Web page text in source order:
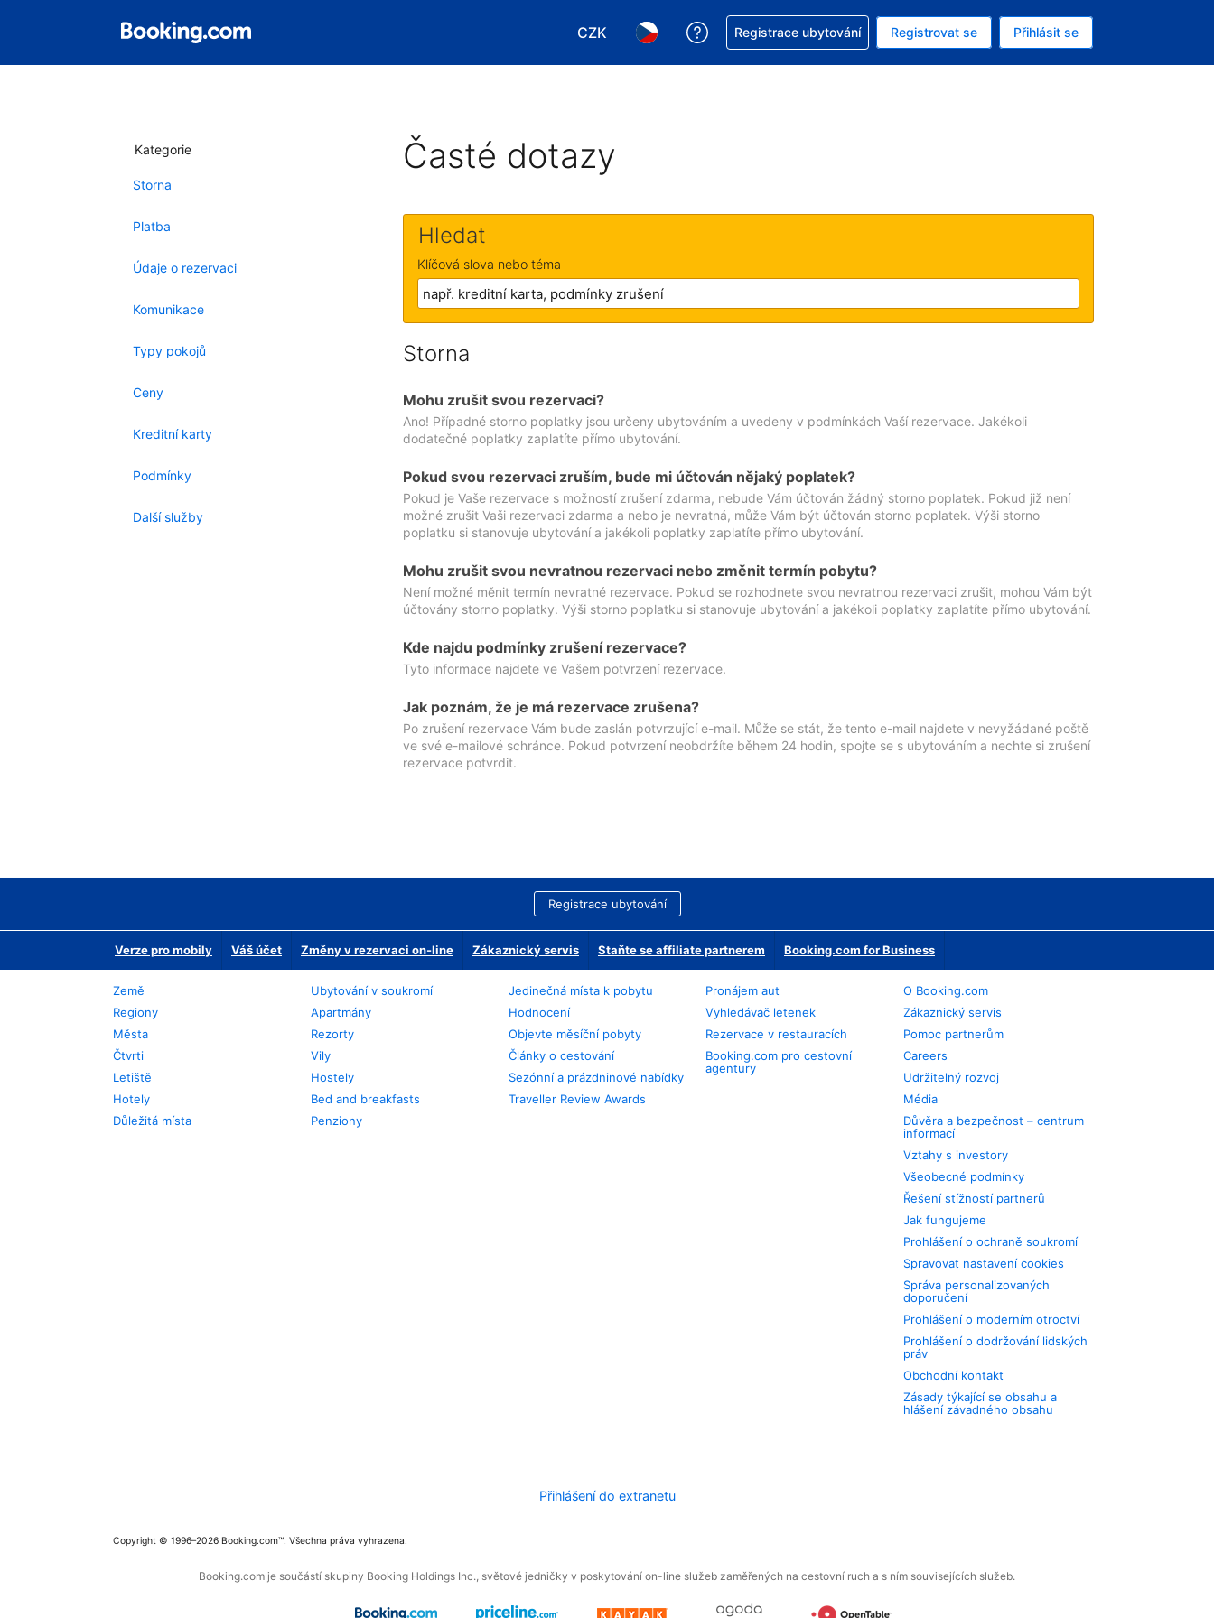
CZK
Vyberte si měnu. Aktuálně zvolená měna: Česká koruna
Vyberte si jazyk. Aktuálně zvolený jazyk: V češtině
Asistence s rezervací
Registrace ubytování Registrovat se Přihlásit se
Kategorie
Storna
Platba
Údaje o rezervaci
Komunikace
Typy pokojů
Ceny
Kreditní karty
Podmínky
Další služby
Časté dotazy
Hledat
Klíčová slova nebo téma
Storna
Mohu zrušit svou rezervaci?
Ano! Případné storno poplatky jsou určeny ubytováním a uvedeny v podmínkách Vaší rezervace. Jakékoli
dodatečné poplatky zaplatíte přímo ubytování.
Pokud svou rezervaci zruším, bude mi účtován nějaký poplatek?
Pokud je Vaše rezervace s možností zrušení zdarma, nebude Vám účtován žádný storno poplatek. Pokud již není
možné zrušit Vaši rezervaci zdarma a nebo je nevratná, může Vám být účtován storno poplatek. Výši storno
poplatku si stanovuje ubytování a jakékoli poplatky zaplatíte přímo ubytování.
Mohu zrušit svou nevratnou rezervaci nebo změnit termín pobytu?
Není možné měnit termín nevratné rezervace. Pokud se rozhodnete svou nevratnou rezervaci zrušit, mohou Vám být
účtovány storno poplatky. Výši storno poplatku si stanovuje ubytování a jakékoli poplatky zaplatíte přímo ubytování.
Kde najdu podmínky zrušení rezervace?
Tyto informace najdete ve Vašem potvrzení rezervace.
Jak poznám, že je má rezervace zrušena?
Po zrušení rezervace Vám bude zaslán potvrzující e-mail. Může se stát, že tento e-mail najdete v nevyžádané poště
ve své e-mailové schránce. Pokud potvrzení neobdržíte během 24 hodin, spojte se s ubytováním a nechte si zrušení
rezervace potvrdit.
Registrace ubytování
Verze pro mobily Váš účet Změny v rezervaci on-line Zákaznický servis Staňte se affiliate partnerem Booking.com for Business
Země
Regiony
Města
Čtvrti
Letiště
Hotely
Důležitá místa
Ubytování v soukromí
Apartmány
Rezorty
Vily
Hostely
Bed and breakfasts
Penziony
Jedinečná místa k pobytu
Hodnocení
Objevte měsíční pobyty
Články o cestování
Sezónní a prázdninové nabídky
Traveller Review Awards
Pronájem aut
Vyhledávač letenek
Rezervace v restauracích
Booking.com pro cestovní
agentury
O Booking.com
Zákaznický servis
Pomoc partnerům
Careers
Udržitelný rozvoj
Média
Důvěra a bezpečnost – centrum
informací
Vztahy s investory
Všeobecné podmínky
Řešení stížností partnerů
Jak fungujeme
Prohlášení o ochraně soukromí
Spravovat nastavení cookies
Správa personalizovaných
doporučení
Prohlášení o moderním otroctví
Prohlášení o dodržování lidských
práv
Obchodní kontakt
Zásady týkající se obsahu a
hlášení závadného obsahu
Přihlášení do extranetu
Copyright © 1996–2026 Booking.com™. Všechna práva vyhrazena.
Booking.com je součástí skupiny Booking Holdings Inc., světové jedničky v poskytování on-line služeb zaměřených na cestovní ruch a s ním souvisejících služeb.